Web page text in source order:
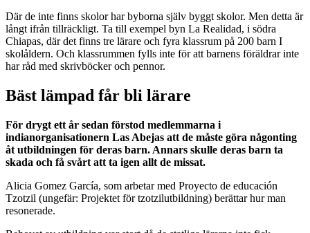
Där de inte finns skolor har byborna själv byggt skolor. Men detta är
långt ifrån tillräckligt. Ta till exempel byn La Realidad, i södra
Chiapas, där det finns tre lärare och fyra klassrum på 200 barn I
skolåldern. Och klassrummen fylls inte för att barnens föräldrar inte
har råd med skrivböcker och pennor.
Bäst lämpad får bli lärare
För drygt ett år sedan förstod medlemmarna i
indianorganisationern Las Abejas att de måste göra någonting
åt utbildningen för deras barn. Annars skulle deras barn ta
skada och få svårt att ta igen allt de missat.
Alicia Gomez García, som arbetar med Proyecto de educación
Tzotzil (ungefär: Projektet för tzotzilutbildning) berättar hur man
resonerade.